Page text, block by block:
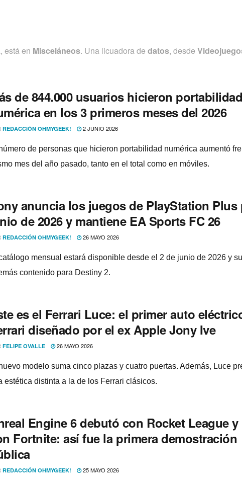
está en Misceláneos. Una licuadora de datos, desde
de 844.000 usuarios hicieron portabilidad
en los 3 primeros meses del 2026
REDACCIÓN OHMYGEEK! 2 JUNIO 2026
de personas que hicieron portabilidad numérica aumentó
mes del año pasado, tanto en el total como en móviles.
anuncia los juegos de PlayStation Plus
de 2026 y mantiene EA Sports FC 26
REDACCIÓN OHMYGEEK! 26 MAYO 2026
mensual estará disponible desde el 2 de junio de 2026 y
contenido para Destiny 2.
es el Ferrari Luce: el primer auto
diseñado por el ex Apple Jony Ive
FELIPE OVALLE 26 MAYO 2026
modelo suma cinco plazas y cuatro puertas. Además, Luce
estética distinta a la de los Ferrari clásicos.
Engine 6 debutó con Rocket League
Fortnite: así fue la primera demostración
REDACCIÓN OHMYGEEK! 25 MAYO 2026